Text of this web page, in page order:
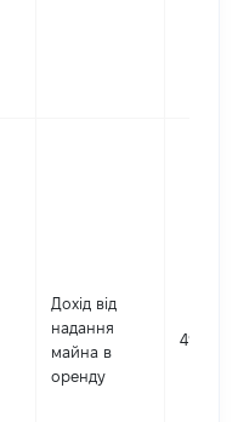
Дохід від
надання
майна в
оренду
4969